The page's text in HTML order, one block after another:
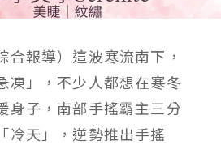
合報導）這波寒流南下，
凍」，不少人都想在寒冬
身子，南部手搖霸主三分
冷天」，逆勢推出手搖